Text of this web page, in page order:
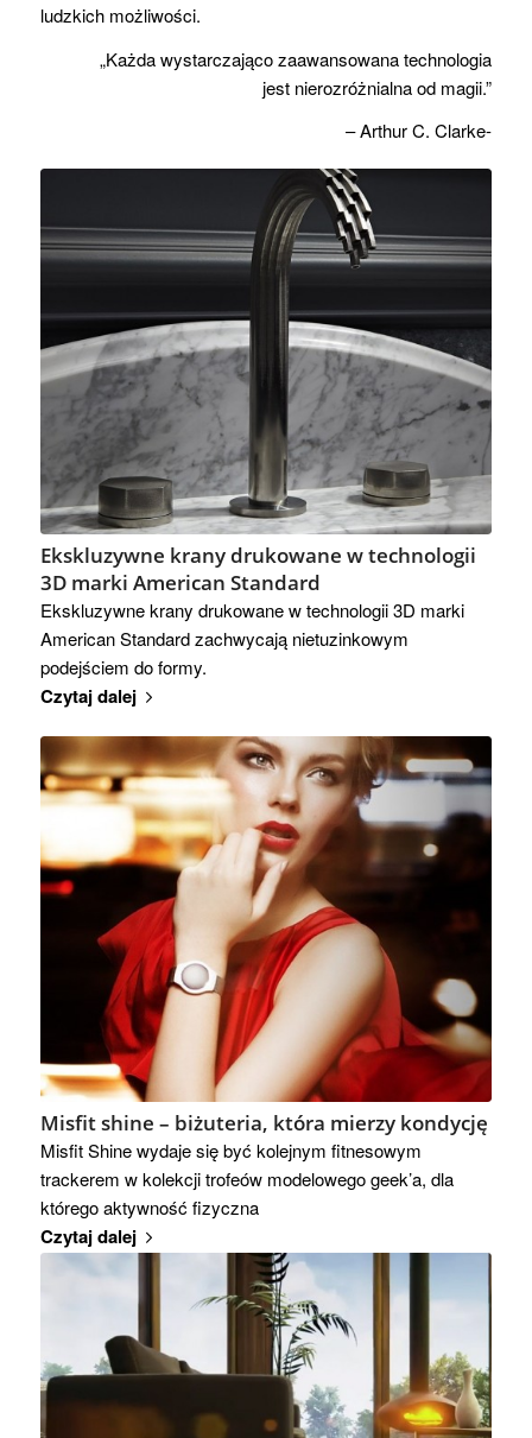
ludzkich możliwości.
„Każda wystarczająco zaawansowana technologia
jest nierozróżnialna od magii.”
– Arthur C. Clarke-
Ekskluzywne krany drukowane w technologii
3D marki American Standard
Ekskluzywne krany drukowane w technologii 3D marki
American Standard zachwycają nietuzinkowym
podejściem do formy.
Czytaj dalej
Misfit shine – biżuteria, która mierzy kondycję
Misfit Shine wydaje się być kolejnym fitnesowym
trackerem w kolekcji trofeów modelowego geek’a, dla
którego aktywność fizyczna
Czytaj dalej